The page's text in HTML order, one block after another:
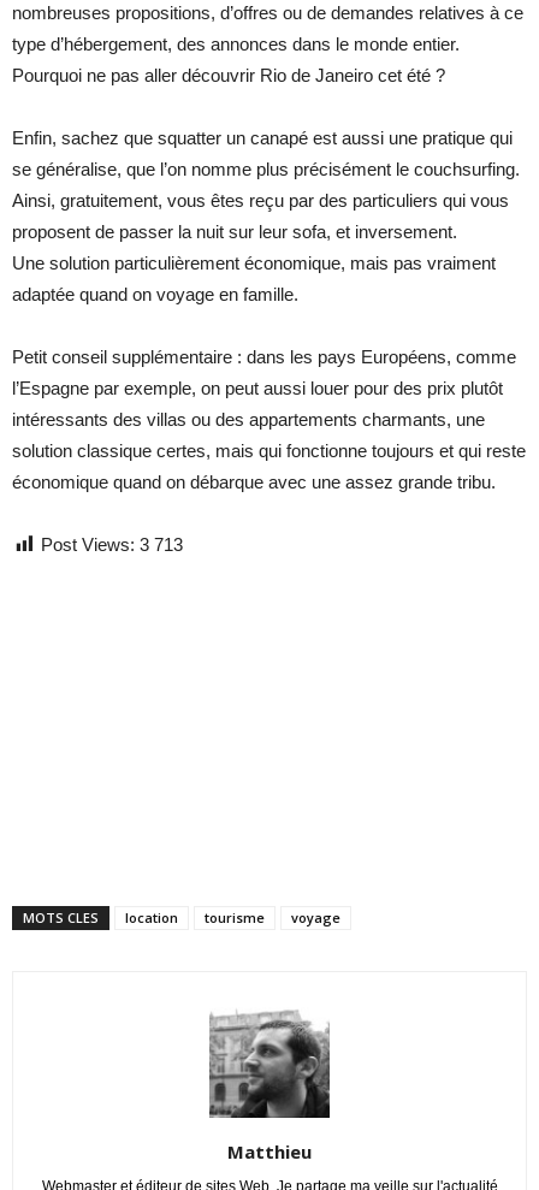
nombreuses propositions, d’offres ou de demandes relatives à ce
type d’hébergement, des annonces dans le monde entier.
Pourquoi ne pas aller découvrir Rio de Janeiro cet été ?
Enfin, sachez que squatter un canapé est aussi une pratique qui
se généralise, que l’on nomme plus précisément le couchsurfing.
Ainsi, gratuitement, vous êtes reçu par des particuliers qui vous
proposent de passer la nuit sur leur sofa, et inversement.
Une solution particulièrement économique, mais pas vraiment
adaptée quand on voyage en famille.
Petit conseil supplémentaire : dans les pays Européens, comme
l’Espagne par exemple, on peut aussi louer pour des prix plutôt
intéressants des villas ou des appartements charmants, une
solution classique certes, mais qui fonctionne toujours et qui reste
économique quand on débarque avec une assez grande tribu.
Post Views: 3 713
MOTS CLES location tourisme voyage
Matthieu
Webmaster et éditeur de sites Web. Je partage ma veille sur l'actualité